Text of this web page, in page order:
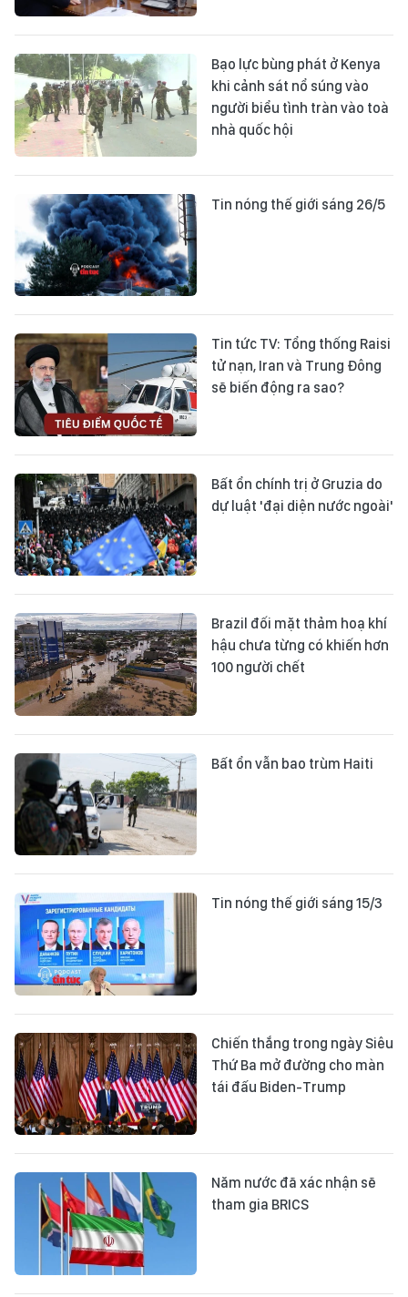
Bạo lực bùng phát ở Kenya
khi cảnh sát nổ súng vào
người biểu tình tràn vào toà
nhà quốc hội
Tin nóng thế giới sáng 26/5
Tin tức TV: Tổng thống Raisi
tử nạn, Iran và Trung Đông
sẽ biến động ra sao?
Bất ổn chính trị ở Gruzia do
dự luật 'đại diện nước ngoài'
Brazil đối mặt thảm hoạ khí
hậu chưa từng có khiến hơn
100 người chết
Bất ổn vẫn bao trùm Haiti
Tin nóng thế giới sáng 15/3
Chiến thắng trong ngày Siêu
Thứ Ba mở đường cho màn
tái đấu Biden-Trump
Năm nước đã xác nhận sẽ
tham gia BRICS